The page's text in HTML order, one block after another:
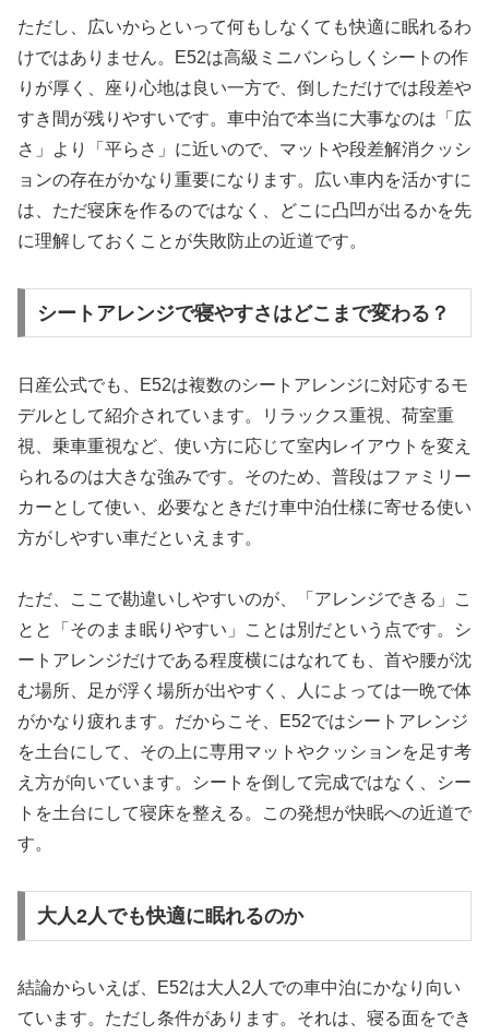
ただし、広いからといって何もしなくても快適に眠れるわ
けではありません。E52は高級ミニバンらしくシートの作
りが厚く、座り心地は良い一方で、倒しただけでは段差や
すき間が残りやすいです。車中泊で本当に大事なのは「広
さ」より「平らさ」に近いので、マットや段差解消クッシ
ョンの存在がかなり重要になります。広い車内を活かすに
は、ただ寝床を作るのではなく、どこに凸凹が出るかを先
に理解しておくことが失敗防止の近道です。
シートアレンジで寝やすさはどこまで変わる？
日産公式でも、E52は複数のシートアレンジに対応するモ
デルとして紹介されています。リラックス重視、荷室重
視、乗車重視など、使い方に応じて室内レイアウトを変え
られるのは大きな強みです。そのため、普段はファミリー
カーとして使い、必要なときだけ車中泊仕様に寄せる使い
方がしやすい車だといえます。
ただ、ここで勘違いしやすいのが、「アレンジできる」こ
とと「そのまま眠りやすい」ことは別だという点です。シ
ートアレンジだけである程度横にはなれても、首や腰が沈
む場所、足が浮く場所が出やすく、人によっては一晩で体
がかなり疲れます。だからこそ、E52ではシートアレンジ
を土台にして、その上に専用マットやクッションを足す考
え方が向いています。シートを倒して完成ではなく、シー
トを土台にして寝床を整える。この発想が快眠への近道で
す。
大人2人でも快適に眠れるのか
結論からいえば、E52は大人2人での車中泊にかなり向い
ています。ただし条件があります。それは、寝る面をでき